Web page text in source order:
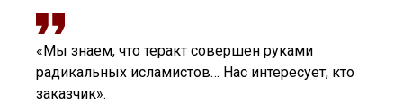
«Мы знаем, что теракт совершен руками
радикальных исламистов… Нас интересует, кто
заказчик».